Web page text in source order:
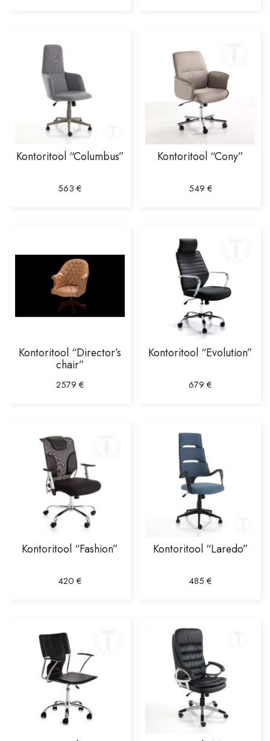
Maalid ja pildid
Maalid lõuendil
Maalid klaasil
Ruumiaroomid
Krebs lühtrid
Märkmikud Paperblanks
Kontoritool “Columbus”
563€
Kontoritool “Cony”
549 €
Kontoritool “Director’s
chair”
2579 €
Kontoritool “Evolution”
679€
Kontoritool “Fashion”
420€
Kontoritool “Laredo”
485€